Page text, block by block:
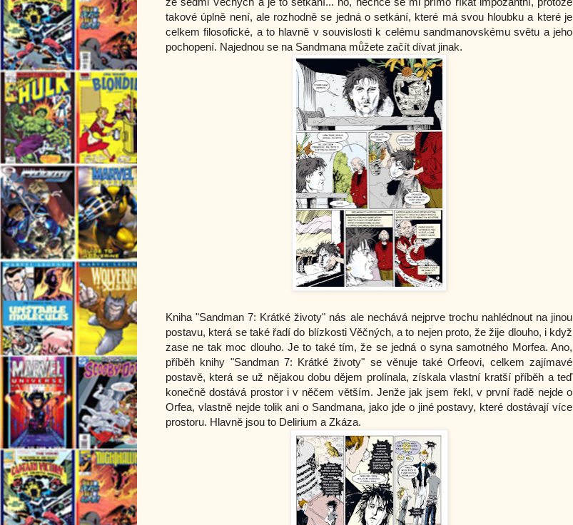
takové úplně není, ale rozhodně se jedná o setkání, které má svou hloubku a které je
celkem filosofické, a to hlavně v souvislosti k celému sandmanovskému světu a jeho
pochopení. Najednou se na Sandmana můžete začít dívat jinak.
Kniha "Sandman 7: Krátké životy" nás ale nechává nejprve trochu nahlédnout na jinou
postavu, která se také řadí do blízkosti Věčných, a to nejen proto, že žije dlouho, i když
zase ne tak moc dlouho. Je to také tím, že se jedná o syna samotného Morfea. Ano,
příběh knihy "Sandman 7: Krátké životy" se věnuje také Orfeovi, celkem zajímavé
postavě, která se už nějakou dobu dějem prolínala, získala vlastní kratší příběh a teď
konečně dostává prostor i v něčem větším. Jenže jak jsem řekl, v první řadě nejde o
Orfea, vlastně nejde tolik ani o Sandmana, jako jde o jiné postavy, které dostávají více
prostoru. Hlavně jsou to Delirium a Zkáza.